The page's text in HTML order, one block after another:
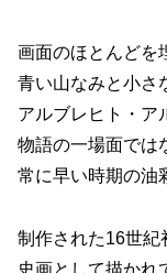
画面のほとんどを
青い山なみと小さ
アルブレヒト・ア
物語の一場面では
常に早い時期の油
制作された16世紀
史画として描かれ